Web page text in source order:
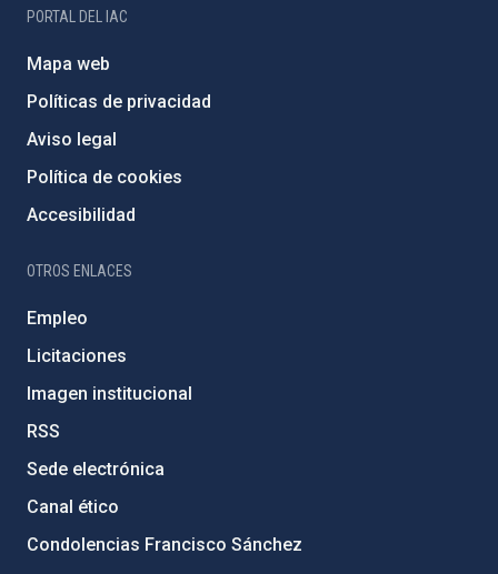
PORTAL DEL IAC
Mapa web
Políticas de privacidad
Aviso legal
Política de cookies
Accesibilidad
OTROS ENLACES
Empleo
Licitaciones
Imagen institucional
RSS
Sede electrónica
Canal ético
Condolencias Francisco Sánchez